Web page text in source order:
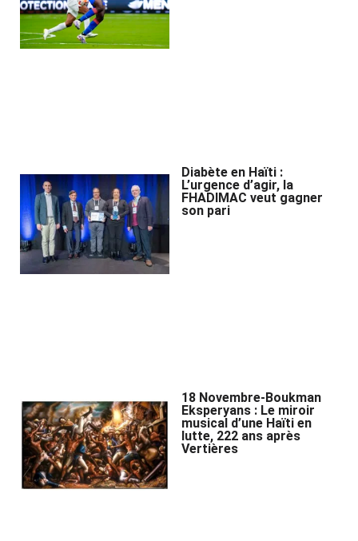
Diabète en Haïti :
L’urgence d’agir, la
FHADIMAC veut gagner
son pari
18 Novembre-Boukman
Eksperyans : Le miroir
musical d’une Haïti en
lutte, 222 ans après
Vertières